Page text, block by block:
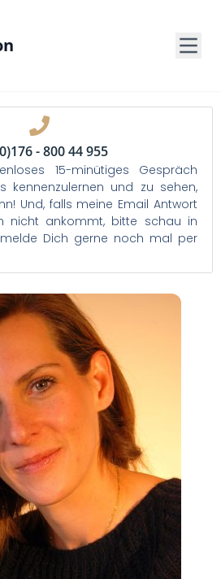
- 800 44 955
15-minütiges Gespräch
kennenzulernen und zu sehen,
Und, falls meine Email Antwort
nicht ankommt, bitte schau in
Dich gerne noch mal per